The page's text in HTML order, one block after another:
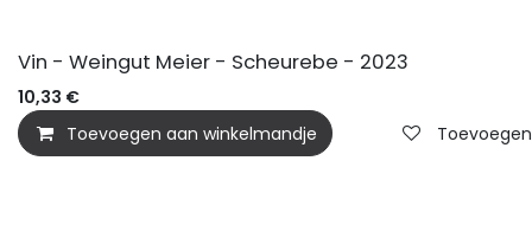
BIO
Vin - Weingut Meier - Scheurebe - 2023
10,33 €
Toevoegen aan winkelmandje